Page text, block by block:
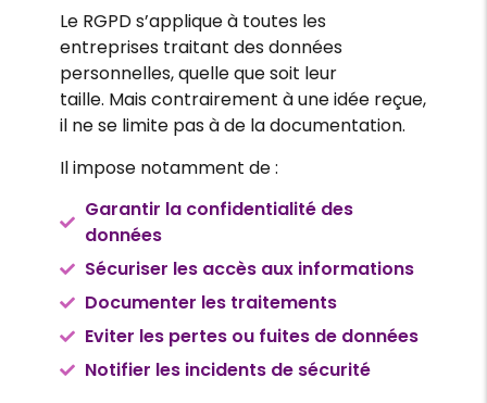
Le RGPD s’applique à toutes les
entreprises traitant des données
personnelles, quelle que soit leur
taille. Mais contrairement à une idée reçue,
il ne se limite pas à de la documentation.
Il impose notamment de :
Garantir la confidentialité des
données
Sécuriser les accès aux informations
Documenter les traitements
Eviter les pertes ou fuites de données
Notifier les incidents de sécurité